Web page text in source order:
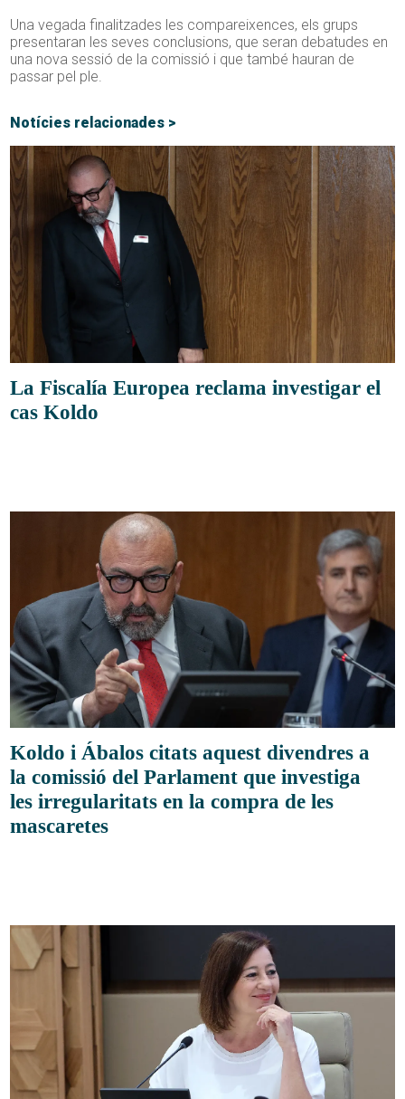
Una vegada finalitzades les compareixences, els grups
presentaran les seves conclusions, que seran debatudes en
una nova sessió de la comissió i que també hauran de
passar pel ple.
Notícies relacionades >
La Fiscalía Europea reclama investigar el
cas Koldo
Koldo i Ábalos citats aquest divendres a
la comissió del Parlament que investiga
les irregularitats en la compra de les
mascaretes